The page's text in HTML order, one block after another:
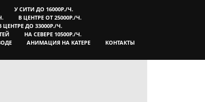
У СИТИ ДО 16000Р./Ч.
В ЦЕНТРЕ ОТ 25000Р./Ч.
ЦЕНТРЕ ДО 33000Р./Ч.
НА СЕВЕРЕ 10500Р./Ч.
АНИМАЦИЯ НА КАТЕРЕ
КОНТАКТЫ